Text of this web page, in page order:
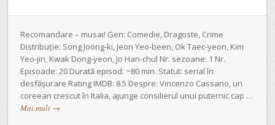
Recomandare – musai! Gen: Comedie, Dragoste, Crime
Distribuție: Song Joong-ki, Jeon Yeo-been, Ok Taec-yeon, Kim
Yeo-jin, Kwak Dong-yeon, Jo Han-chul Nr. sezoane: 1 Nr.
Episoade: 20 Durată episod: ~80 min. Statut: serial în
desfășurare Rating IMDB: 8.5 Despre: Vincenzo Cassano, un
coreean crescut în Italia, ajunge consilierul unui puternic cap …
Mai mult →